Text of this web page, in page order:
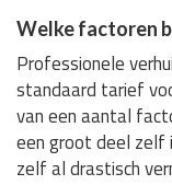
Welke factoren
Professionele
standaard tarief
van een aantal
een groot deel zelf
zelf al drastisch